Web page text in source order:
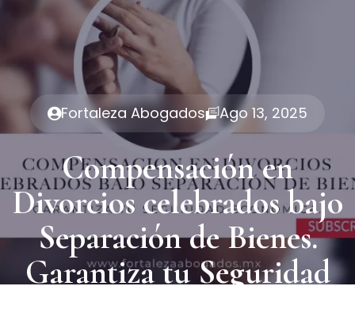
Fortaleza Abogados Ago 13, 2025
Compensación en
Divorcios celebrados bajo
Separación de Bienes.
Garantiza tu Seguridad